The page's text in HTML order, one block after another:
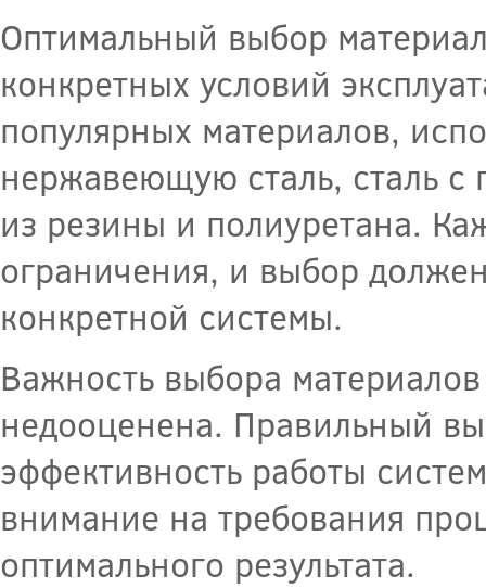
Оптимальный выбор
конкретных условий
популярных материалов,
нержавеющую сталь, сталь с
из резины и полиуретана.
ограничения, и выбор
конкретной системы.
Важность выбора
недооценена. Правильный
эффективность работы
внимание на требования
оптимального результата.